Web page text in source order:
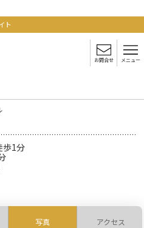
ト
お問合せ メニュー
歩1分
写真 アクセス